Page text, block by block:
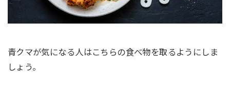
青クマが気になる人はこちらの食べ物を取るようにしま
しょう。